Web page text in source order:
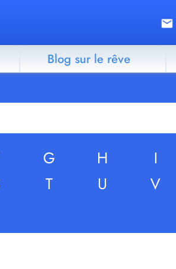
Blog sur le rêve
G H I
T U V